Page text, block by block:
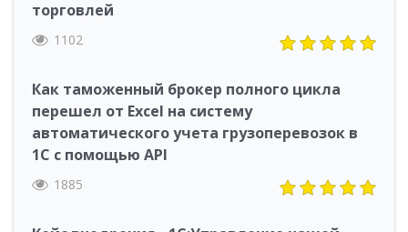
торговлей
1102
Как таможенный брокер полного цикла
перешел от Excel на систему
автоматического учета грузоперевозок в
1С с помощью API
1885